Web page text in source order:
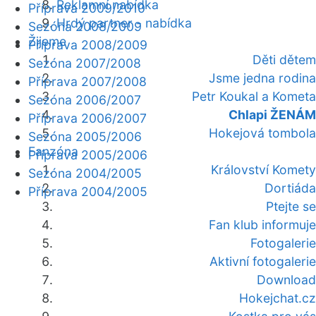
Reklamní nabídka
Hrdý partner - nabídka
Žijeme
Děti dětem
Jsme jedna rodina
Petr Koukal a Kometa
Chlapi ŽENÁM
Hokejová tombola
Fanzóna
Království Komety
Dortiáda
Ptejte se
Fan klub informuje
Fotogalerie
Aktivní fotogalerie
Download
Hokejchat.cz
Příprava 2009/2010
Sezóna 2008/2009
Příprava 2008/2009
Sezóna 2007/2008
Příprava 2007/2008
Sezóna 2006/2007
Příprava 2006/2007
Sezóna 2005/2006
Příprava 2005/2006
Sezóna 2004/2005
Příprava 2004/2005